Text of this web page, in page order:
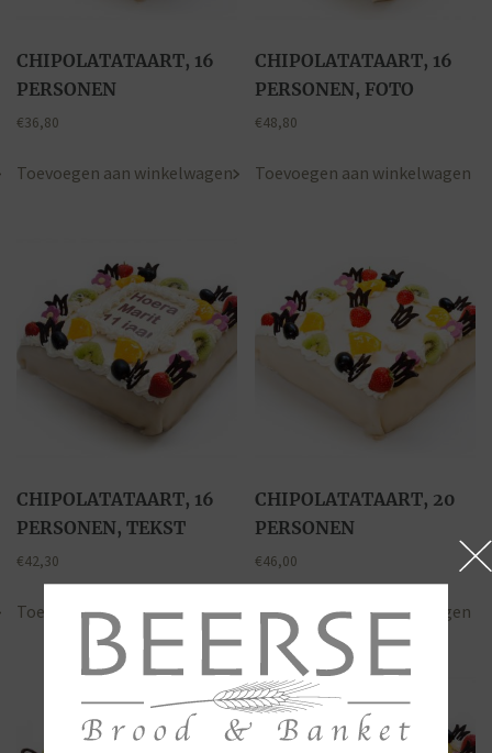
CHIPOLATATAART, 16
PERSONEN
€36,80
Toevoegen aan winkelwagen
CHIPOLATATAART, 16
PERSONEN, FOTO
€48,80
Toevoegen aan winkelwagen
CHIPOLATATAART, 16
PERSONEN, TEKST
€42,30
Toevoegen aan winkelwagen
CHIPOLATATAART, 20
PERSONEN
€46,00
Toevoegen aan winkelwagen